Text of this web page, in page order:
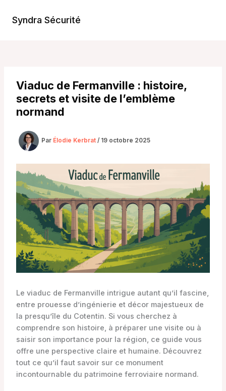
contenu
Syndra Sécurité
Viaduc de Fermanville : histoire,
secrets et visite de l’emblème
normand
Par Élodie Kerbrat / 19 octobre 2025
Le viaduc de Fermanville intrigue autant qu’il fascine,
entre prouesse d’ingénierie et décor majestueux de
la presqu’île du Cotentin. Si vous cherchez à
comprendre son histoire, à préparer une visite ou à
saisir son importance pour la région, ce guide vous
offre une perspective claire et humaine. Découvrez
tout ce qu’il faut savoir sur ce monument
incontournable du patrimoine ferroviaire normand.